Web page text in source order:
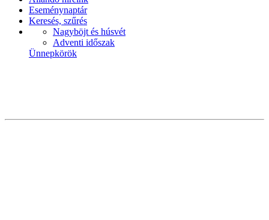
Eseménynaptár
Keresés, szűrés
Nagyböjt és húsvét
Adventi időszak
Ünnepkörök